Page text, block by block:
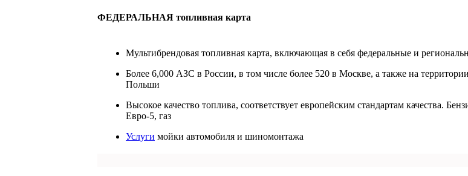
ФЕДЕРАЛЬНАЯ топливная карта
Мультибрендовая топливная карта, включающая в себя федеральные и
Более 6,000 АЗС в России, в том числе более 520 в Москве, а также на
Польши
Высокое качество топлива, соответствует европейским стандартам качества.
Евро-5, газ
Услуги мойки автомобиля и шиномонтажа